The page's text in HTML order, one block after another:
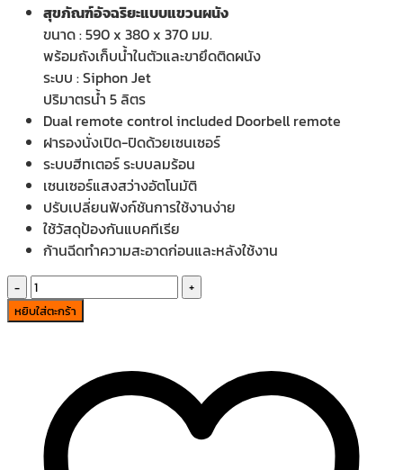
สุขภัณฑ์อัจฉริยะแบบแขวนผนัง
ขนาด : 590 x 380 x 370 มม.
พร้อมถังเก็บน้ำในตัวและขายึดติดผนัง
ระบบ : Siphon Jet
ปริมาตรน้ำ 5 ลิตร
Dual remote control included Doorbell remote
ฝารองนั่งเปิด-ปิดด้วยเซนเซอร์
ระบบฮีทเตอร์ ระบบลมร้อน
เซนเซอร์แสงสว่างอัตโนมัติ
ปรับเปลี่ยนฟังก์ชันการใช้งานง่าย
ใช้วัสดุป้องกันแบคทีเรีย
ก้านฉีดทำความสะอาดก่อนและหลังใช้งาน
จำนวน
WC-
03
ชิ้น
หยิบใส่ตะกร้า